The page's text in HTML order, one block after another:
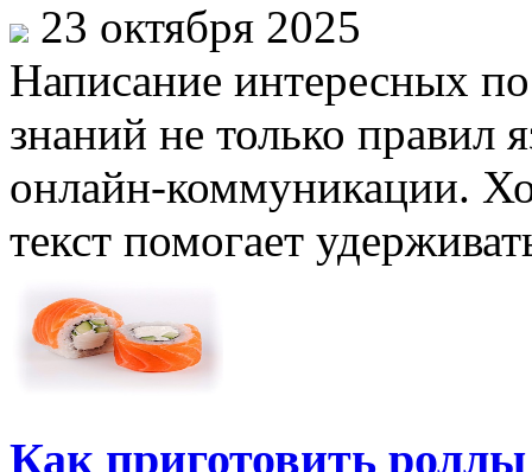
23 октября 2025
Написание интересных
знаний не только правил
онлайн-коммуникации.
текст помогает
Как приготовить